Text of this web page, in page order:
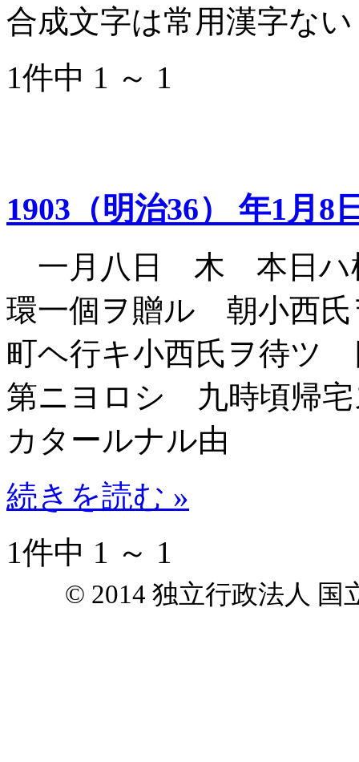
合成文字は常用漢字な
1件中 1 ～ 1
1903（明治36） 年1月8
一月八日 木 本日ハ
環一個ヲ贈ル 朝小西
町ヘ行キ小西氏ヲ待ツ
第ニヨロシ 九時頃帰
カタールナル由
続きを読む »
1件中 1 ～ 1
© 2014 独立行政法人 国